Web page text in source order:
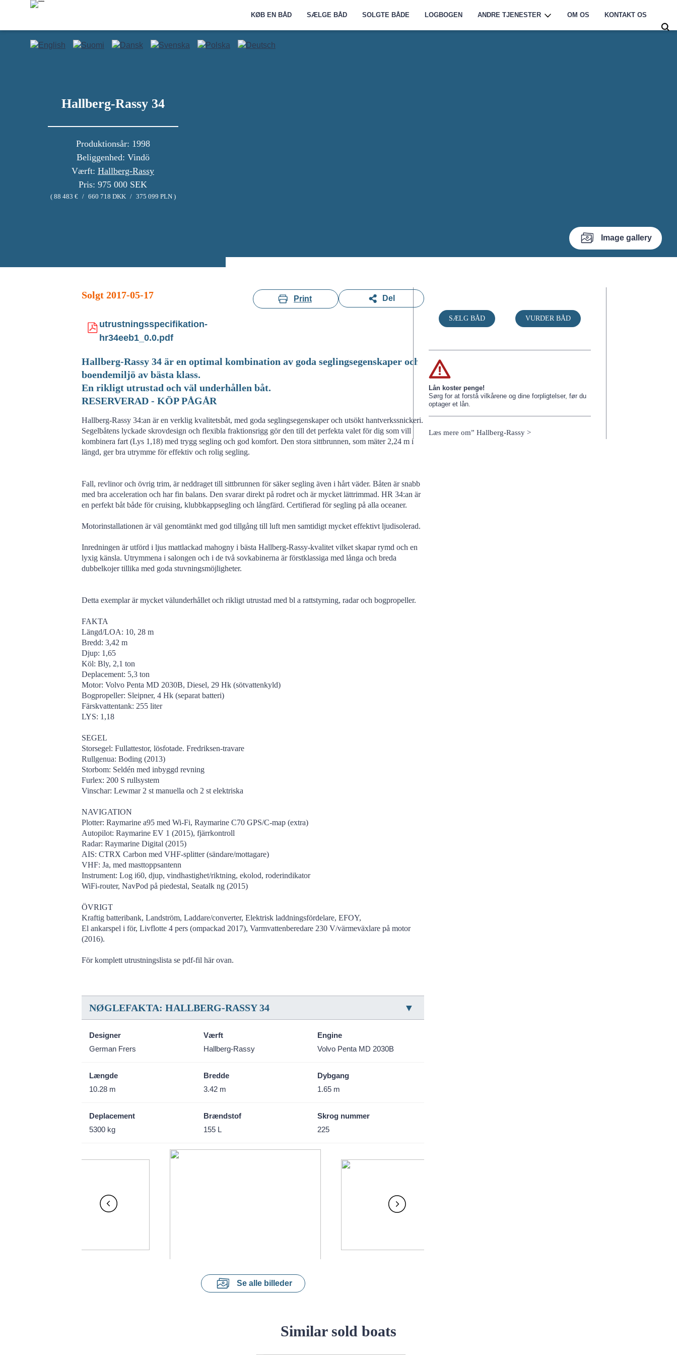
KØB EN BÅD SÆLGE BÅD SOLGTE BÅDE LOGBOGEN ANDRE TJENESTER OM OS KONTAKT OS
Image gallery
Hallberg-Rassy 34
Produktionsår: 1998
Beliggenhed: Vindö
Værft: Hallberg-Rassy
Pris: 975 000 SEK
( 88 483 € / 660 718 DKK / 375 099 PLN )
Solgt 2017-05-17 Print Del
utrustningsspecifikation-
hr34eeb1_0.0.pdf
Hallberg-Rassy 34 är en optimal kombination av goda seglingsegenskaper och
boendemiljö av bästa klass.
En rikligt utrustad och väl underhållen båt.
RESERVERAD - KÖP PÅGÅR
Hallberg-Rassy 34:an är en verklig kvalitetsbåt, med goda seglingsegenskaper och utsökt hantverkssnickeri.
Segelbåtens lyckade skrovdesign och flexibla fraktionsrigg gör den till det perfekta valet för dig som vill
kombinera fart (Lys 1,18) med trygg segling och god komfort. Den stora sittbrunnen, som mäter 2,24 m i
längd, ger bra utrymme för effektiv och rolig segling.
Fall, revlinor och övrig trim, är neddraget till sittbrunnen för säker segling även i hårt väder. Båten är snabb
med bra acceleration och har fin balans. Den svarar direkt på rodret och är mycket lättrimmad. HR 34:an är
en perfekt båt både för cruising, klubbkappsegling och långfärd. Certifierad för segling på alla oceaner.
Motorinstallationen är väl genomtänkt med god tillgång till luft men samtidigt mycket effektivt ljudisolerad.
Inredningen är utförd i ljus mattlackad mahogny i bästa Hallberg-Rassy-kvalitet vilket skapar rymd och en
lyxig känsla. Utrymmena i salongen och i de två sovkabinerna är förstklassiga med långa och breda
dubbelkojer tillika med goda stuvningsmöjligheter.
Detta exemplar är mycket välunderhållet och rikligt utrustad med bl a rattstyrning, radar och bogpropeller.
FAKTA
Längd/LOA: 10, 28 m
Bredd: 3,42 m
Djup: 1,65
Köl: Bly, 2,1 ton
Deplacement: 5,3 ton
Motor: Volvo Penta MD 2030B, Diesel, 29 Hk (sötvattenkyld)
Bogpropeller: Sleipner, 4 Hk (separat batteri)
Färskvattentank: 255 liter
LYS: 1,18
SEGEL
Storsegel: Fullattestor, lösfotade. Fredriksen-travare
Rullgenua: Boding (2013)
Storbom: Seldén med inbyggd revning
Furlex: 200 S rullsystem
Vinschar: Lewmar 2 st manuella och 2 st elektriska
NAVIGATION
Plotter: Raymarine a95 med Wi-Fi, Raymarine C70 GPS/C-map (extra)
Autopilot: Raymarine EV 1 (2015), fjärrkontroll
Radar: Raymarine Digital (2015)
AIS: CTRX Carbon med VHF-splitter (sändare/mottagare)
VHF: Ja, med masttoppsantenn
Instrument: Log i60, djup, vindhastighet/riktning, ekolod, roderindikator
WiFi-router, NavPod på piedestal, Seatalk ng (2015)
ÖVRIGT
Kraftig batteribank, Landström, Laddare/converter, Elektrisk laddningsfördelare, EFOY,
El ankarspel i för, Livflotte 4 pers (ompackad 2017), Varmvattenberedare 230 V/värmeväxlare på motor
(2016).
För komplett utrustningslista se pdf-fil här ovan.
NØGLEFAKTA: HALLBERG-RASSY 34
Designer
German Frers
Værft
Hallberg-Rassy
Engine
Volvo Penta MD 2030B
Længde
10.28 m
Bredde
3.42 m
Dybgang
1.65 m
Deplacement
5300 kg
Brændstof
155 L
Skrog nummer
225
Se alle billeder
SÆLG BÅD VURDER BÅD
Lån koster penge!
Sørg for at forstå vilkårene og dine forpligtelser, før du
optager et lån.
Læs mere om” Hallberg-Rassy >
Similar sold boats